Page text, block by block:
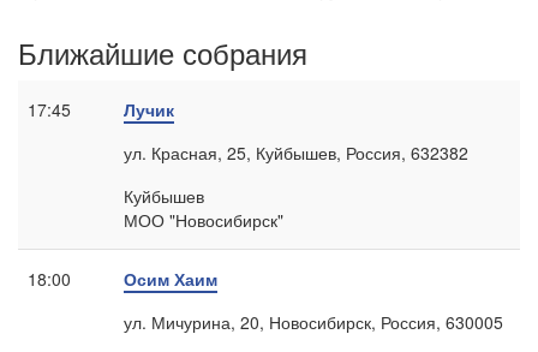
Ближайшие собрания
17:45
Лучик
ул. Красная, 25, Куйбышев, Россия, 632382
Куйбышев
МОО "Новосибирск"
18:00
Осим Хаим
ул. Мичурина, 20, Новосибирск, Россия, 630005